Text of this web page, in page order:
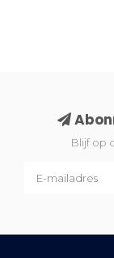
Blijf op